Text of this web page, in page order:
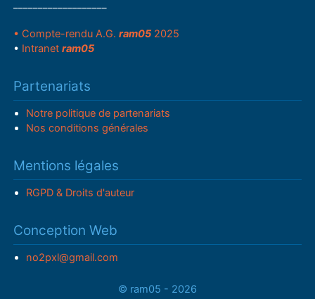
• Compte-rendu A.G.ram05 2025
• Intranetram05
Partenariats
Notre politique de partenariats
Nos conditions générales
Mentions légales
RGPD & Droits d'auteur
Conception Web
no2pxl@gmail.com
© ram05 - 2026